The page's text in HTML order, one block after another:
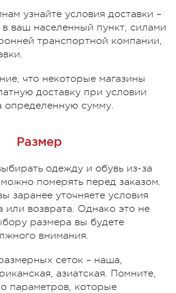
узнайте условия доставки –
ваш населенный пункт, силами
транспортной компании,
что некоторые магазины
доставку при условии
определенную сумму.
Размер
одежду и обувь из-за
померять перед заказом.
заранее уточняете условия
или возврата. Однако это не
размера вы будете
внимания.
сеток – наша,
азиатская. Помните,
параметров, которые